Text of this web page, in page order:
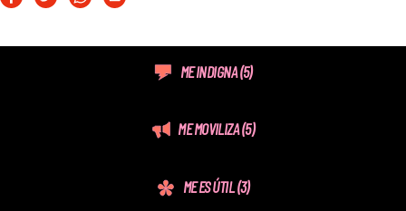
ME INDIGNA(5)
ME MOVILIZA(5)
ME ES ÚTIL(3)